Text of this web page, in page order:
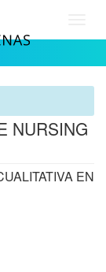
NURSING
EN